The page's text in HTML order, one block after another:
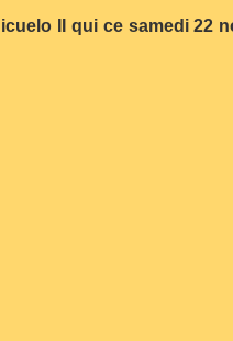
II qui ce samedi 22